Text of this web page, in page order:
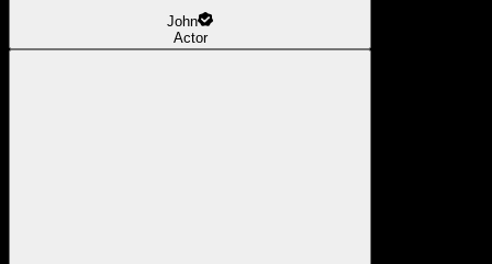
John
Actor